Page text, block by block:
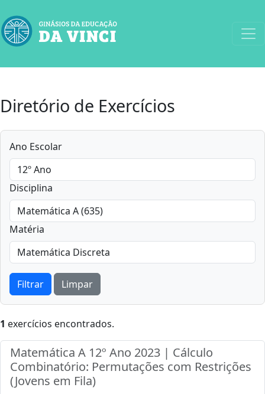
Diretório de Exercícios
Ano Escolar
Disciplina
Matéria
Filtrar Limpar
1 exercícios encontrados.
Matemática A 12º Ano 2023 | Cálculo
Combinatório: Permutações com Restrições
(Jovens em Fila)